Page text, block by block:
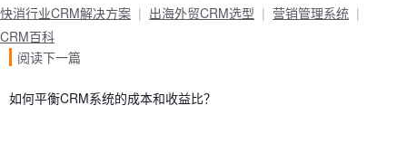
快消行业CRM解决方案
出海外贸CRM选型
营销管理系统
CRM百科
阅读下一篇
如何平衡CRM系统的成本和收益比？